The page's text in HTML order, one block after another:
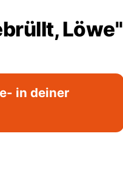
Löwe"
in deiner